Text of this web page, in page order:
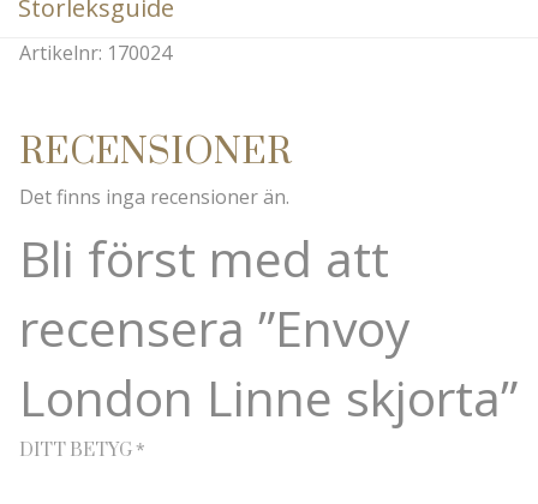
Storleksguide
Artikelnr: 170024
RECENSIONER
Det finns inga recensioner än.
Bli först med att
recensera ”Envoy
London Linne skjorta”
DITT BETYG*